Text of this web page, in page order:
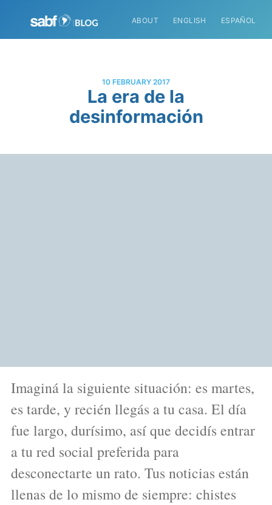
ABOUT ENGLISH ESPAÑOL
10 FEBRUARY 2017
La era de la
desinformación
Imaginá la siguiente situación: es martes,
es tarde, y recién llegás a tu casa. El día
fue largo, durísimo, así que decidís entrar
a tu red social preferida para
desconectarte un rato. Tus noticias están
llenas de lo mismo de siempre: chistes